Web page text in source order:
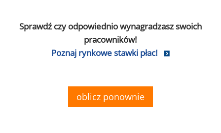
Sprawdź czy odpowiednio wynagradzasz swoich
pracowników!
Poznaj rynkowe stawki płac!
oblicz ponownie